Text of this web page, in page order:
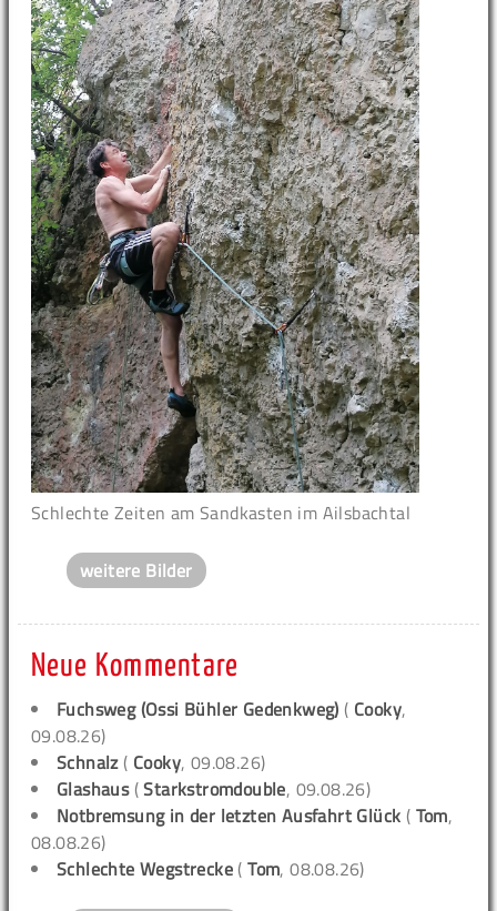
Schlechte Zeiten am Sandkasten im Ailsbachtal
weitere Bilder
Neue Kommentare
Fuchsweg (Ossi Bühler Gedenkweg) ( Cooky,
09.08.26)
Schnalz( Cooky, 09.08.26)
Glashaus(Starkstromdouble, 09.08.26)
Notbremsung in der letzten Ausfahrt Glück ( Tom,
08.08.26)
Schlechte Wegstrecke (Tom, 08.08.26)